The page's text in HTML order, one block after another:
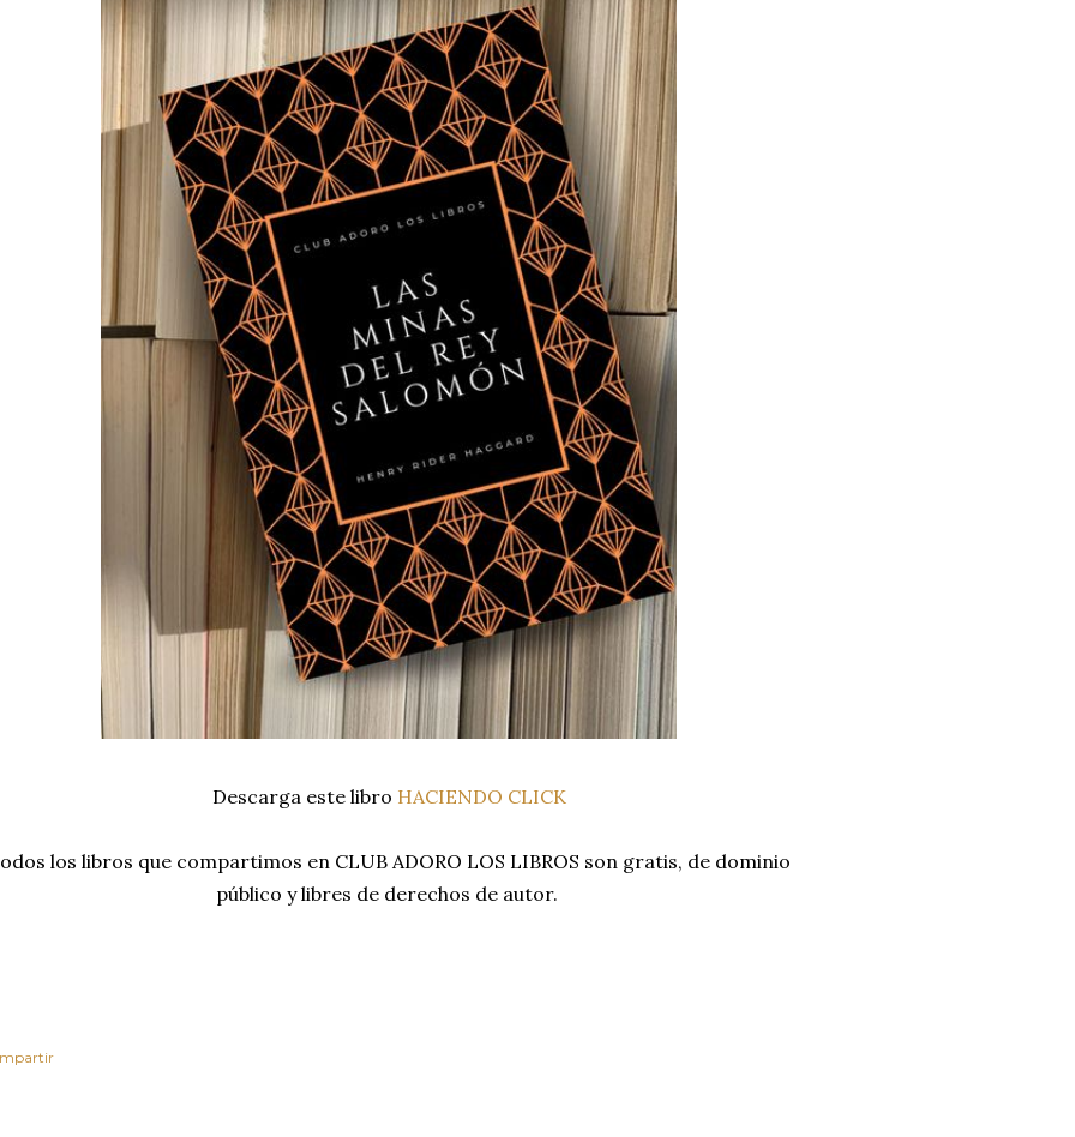
Descarga este libro HACIENDO CLICK
los libros que compartimos en CLUB ADORO LOS LIBROS son gratis, de dominio
público y libres de derechos de autor.